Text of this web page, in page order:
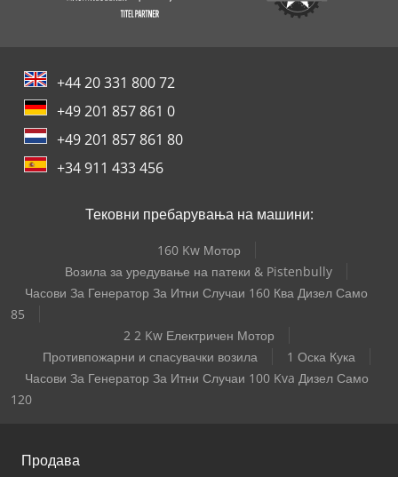
+44 20 331 800 72
+49 201 857 861 0
+49 201 857 861 80
+34 911 433 456
Тековни пребарувања на машини:
160 Kw Мотор
Возила за уредување на патеки & Pistenbully
Часови За Генератор За Итни Случаи 160 Ква Дизел Само
85
2 2 Kw Електричен Мотор
Противпожарни и спасувачки возила
1 Оска Кука
Часови За Генератор За Итни Случаи 100 Kva Дизел Само
120
Продава